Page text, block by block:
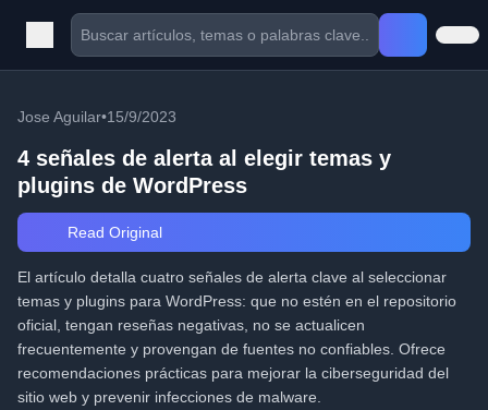
Jose Aguilar•15/9/2023
4 señales de alerta al elegir temas y
plugins de WordPress
Read Original
El artículo detalla cuatro señales de alerta clave al seleccionar
temas y plugins para WordPress: que no estén en el repositorio
oficial, tengan reseñas negativas, no se actualicen
frecuentemente y provengan de fuentes no confiables. Ofrece
recomendaciones prácticas para mejorar la ciberseguridad del
sitio web y prevenir infecciones de malware.